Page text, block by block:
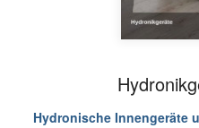
Hydronische Innengeräte